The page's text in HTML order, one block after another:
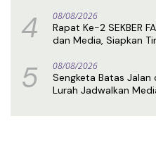
4 08/08/2026
Rapat Ke-2 SEKBER
dan Media, Siapkan
5 08/08/2026
Sengketa Batas Jalan
Lurah Jadwalkan